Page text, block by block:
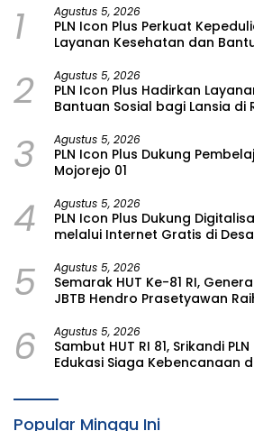
1 Agustus 5, 2026
PLN Icon Plus Perkuat
Layanan Kesehatan dan
2 Agustus 5, 2026
PLN Icon Plus Hadirkan
Bantuan Sosial bagi Lansia di
3 Agustus 5, 2026
PLN Icon Plus Dukung
Mojorejo 01
4 Agustus 5, 2026
PLN Icon Plus Dukung
melalui Internet Gratis di
5 Agustus 5, 2026
Semarak HUT Ke-81 RI,
JBTB Hendro Prasetyawan
6 Agustus 5, 2026
Sambut HUT RI 81, Srikandi
Edukasi Siaga Kebencanaan
Kampung Aren Simacan
Popular Minggu Ini